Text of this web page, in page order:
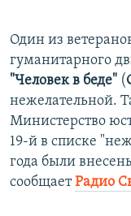
Один из
гуманитарного
"Человек в беде" (
нежелательной.
Министерство
19-й в списке
года были
сообщаетРадио